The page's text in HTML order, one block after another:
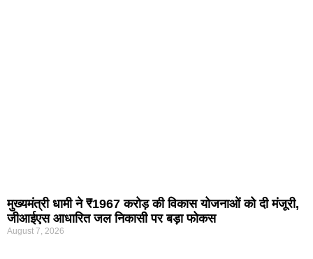
मुख्यमंत्री धामी ने ₹1967 करोड़ की विकास योजनाओं को दी मंजूरी,
जीआईएस आधारित जल निकासी पर बड़ा फोकस
August 7, 2026